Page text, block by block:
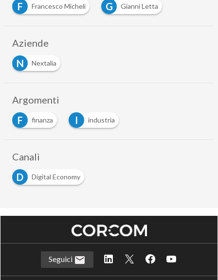
F
Francesco Micheli G Gianni Letta
Aziende
N
Nextalia
Argomenti
F
finanza I industria
Canali
D
Digital Economy
Seguici